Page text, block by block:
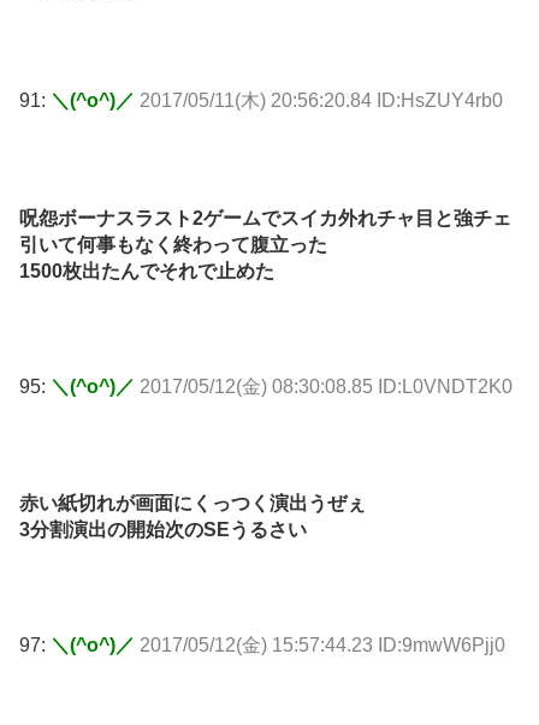
91: ＼(^o^)／ 2017/05/11(木) 20:56:20.84 ID:HsZUY4rb0
呪怨ボーナスラスト2ゲームでスイカ外れチャ目と強チェ
引いて何事もなく終わって腹立った
1500枚出たんでそれで止めた
95: ＼(^o^)／ 2017/05/12(金) 08:30:08.85 ID:L0VNDT2K0
赤い紙切れが画面にくっつく演出うぜぇ
3分割演出の開始次のSEうるさい
97: ＼(^o^)／ 2017/05/12(金) 15:57:44.23 ID:9mwW6Pjj0